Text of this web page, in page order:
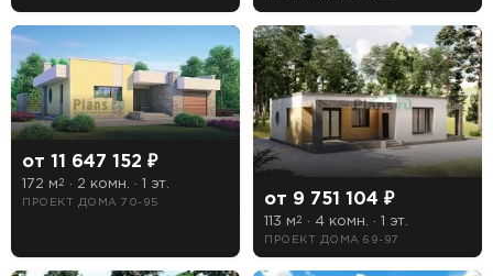
от 11 647 152 ₽
172 м 2 · 2 комн. · 1 эт.
ПРОЕКТ ДОМА 70-95 от 9 751 104 ₽
113 м2 · 4 комн. · 1 эт.
ПРОЕКТ ДОМА 69-97